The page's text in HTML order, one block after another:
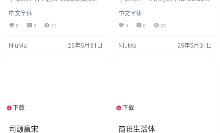
风格结合。颜真卿筋骨的厚重感与
黄庭坚的长枪大戟融为一体，实现
浑厚酒脱的行楷风格。用笔上保留
重、撇捺舒展、横画千里阵云等特
中文字体
0 0 11
NiuMa 25年5月31日
字体,搭配遍玨体复合修改的免费可
商用字体。 安装后在PS、AI、word
等软件中若找不到该字体，可搜索
g」，字体安装方法与常见问题：点
中文字体
0 0 23
NiuMa 25年5月31日
下载
司源赢宋
下载
简语生活体